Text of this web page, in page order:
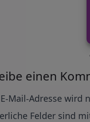
einen
Mail-Adresse wird
Felder sind